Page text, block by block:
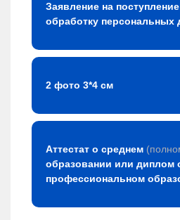
Заявление на
обработку персональных
2 фото 3*4 см
Аттестат о среднем
образовании или диплом
профессиональном